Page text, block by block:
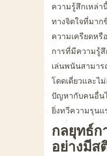
ความรู้สึกเหล่
ทางจิตใจที่มาก
ความเครียดหรื
การที่มีความรู้สึ
เล่นพนันสามาร
โดดเดี่ยวและไ
ปัญหากับคนอื่น
ยิ่งทวีความรุน
กลยุทธ์ก
อย่างมีส